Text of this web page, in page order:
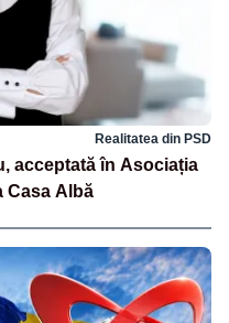
Realitatea din PSD
acceptată în Asociația
Casa Albă